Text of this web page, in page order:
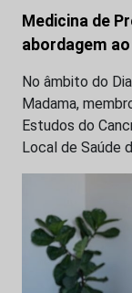
Medicina de
abordagem
No âmbito do
Madama,
Estudos do
Local de Saúde